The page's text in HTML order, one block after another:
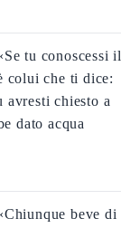
tu conoscessi il
colui che ti dice:
avresti chiesto a
dato acqua
beve di